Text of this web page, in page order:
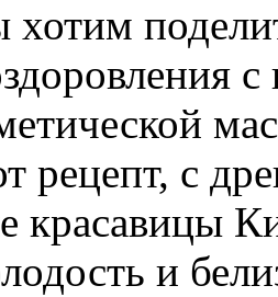
хотим
рецепт, с
красавицы
и